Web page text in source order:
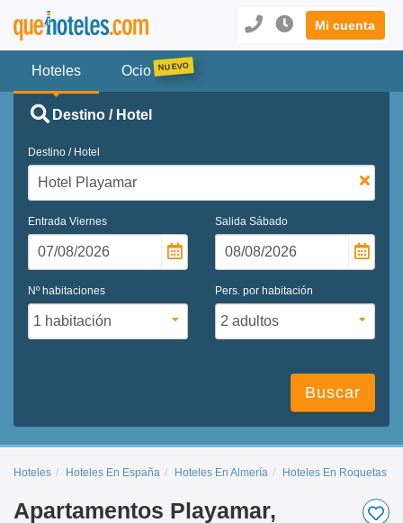
Mi cuenta
Hoteles Ocio
Destino / Hotel
Destino / Hotel
Entrada Viernes Salida Sábado
Nº habitaciones Pers. por habitación
Buscar
Hoteles Hoteles En España Hoteles En Almería Hoteles En Roquetas
Apartamentos Playamar,